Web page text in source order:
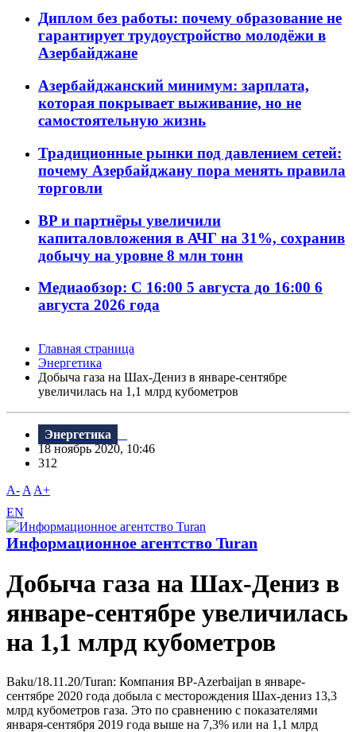
Диплом без работы: почему образование не
гарантирует трудоустройство молодёжи в
Азербайджане
Азербайджанский минимум: зарплата,
которая покрывает выживание, но не
самостоятельную жизнь
Традиционные рынки под давлением сетей:
почему Азербайджану пора менять правила
торговли
BP и партнёры увеличили
капиталовложения в АЧГ на 31%, сохранив
добычу на уровне 8 млн тонн
Медиаобзор: С 16:00 5 августа до 16:00 6
августа 2026 года
Главная страница
Энергетика
Добыча газа на Шах-Дениз в январе-сентябре
увеличилась на 1,1 млрд кубометров
Энергетика
18 ноябрь 2020, 10:46
312
A- A A+
EN
Информационное агентство Turan
Добыча газа на Шах-Дениз в
январе-сентябре увеличилась
на 1,1 млрд кубометров
Baku/18.11.20/Turan: Компания BP-Azerbaijan в январе-
сентябре 2020 года добыла с месторождения Шах-дениз 13,3
млрд кубометров газа. Это по сравнению с показателями
января-сентября 2019 года выше на 7,3% или на 1,1 млрд